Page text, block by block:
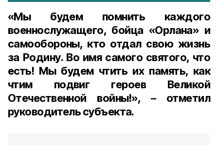
«Мы будем помнить каждого
военнослужащего, бойца «Орлана» и
самообороны, кто отдал свою жизнь
за Родину. Во имя самого святого, что
есть! Мы будем чтить их память, как
чтим подвиг героев Великой
Отечественной войны!», – отметил
руководитель субъекта.